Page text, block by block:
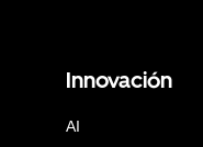
Innovación
AI